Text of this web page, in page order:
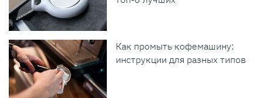
Как промыть кофемашину:
инструкции для разных типов